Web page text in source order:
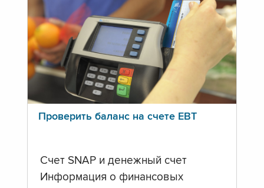
Проверить баланс на счете ЕВТ
Счет SNAP и денежный счет
Информация о финансовых